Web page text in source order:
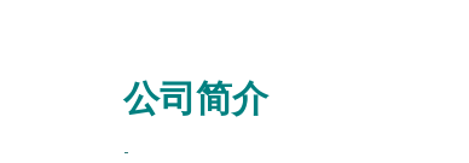
公司简介
-